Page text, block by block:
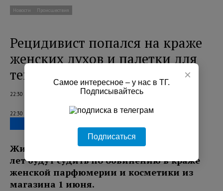
Новости Происшествия
Рецидивист попался на краже
женских духов и палетки для
теней в Петербурге
22:30 08.08.2026
22:30 08.08.2026
Жителя Санкт-Петербурга в возрасте 38
лет будут судить по обвинению в краже
женской парфюмерии и косметики из
магазина 1 июня.
×
Самое интересное – у нас в ТГ.
Подписывайтесь
Подписаться